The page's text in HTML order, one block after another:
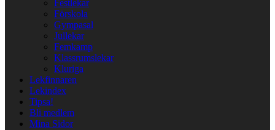
Festlekar
Förskola
Gympasal
Jullekar
Femkamp
Klassrumslekar
Kluriga
Lekfinnaren
Lekindex
Tipsa!
Bli medlem
Mina Sidor